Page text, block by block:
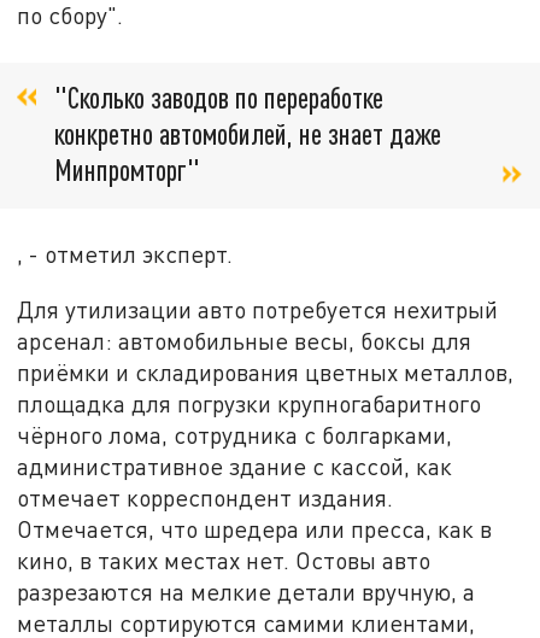
по сбору".
"Сколько заводов по переработке
конкретно автомобилей, не знает даже
Минпромторг"
, - отметил эксперт.
Для утилизации авто потребуется нехитрый
арсенал: автомобильные весы, боксы для
приёмки и складирования цветных металлов,
площадка для погрузки крупногабаритного
чёрного лома, сотрудника с болгарками,
административное здание с кассой, как
отмечает корреспондент издания.
Отмечается, что шредера или пресса, как в
кино, в таких местах нет. Остовы авто
разрезаются на мелкие детали вручную, а
металлы сортируются самими клиентами,